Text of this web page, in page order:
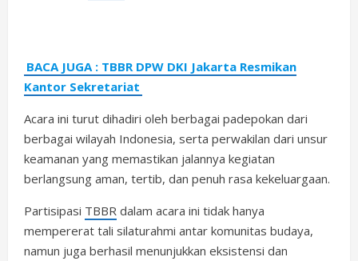
BACA JUGA : TBBR DPW DKI Jakarta Resmikan
Kantor Sekretariat
Acara ini turut dihadiri oleh berbagai padepokan dari
berbagai wilayah Indonesia, serta perwakilan dari unsur
keamanan yang memastikan jalannya kegiatan
berlangsung aman, tertib, dan penuh rasa kekeluargaan.
Partisipasi TBBR dalam acara ini tidak hanya
mempererat tali silaturahmi antar komunitas budaya,
namun juga berhasil menunjukkan eksistensi dan